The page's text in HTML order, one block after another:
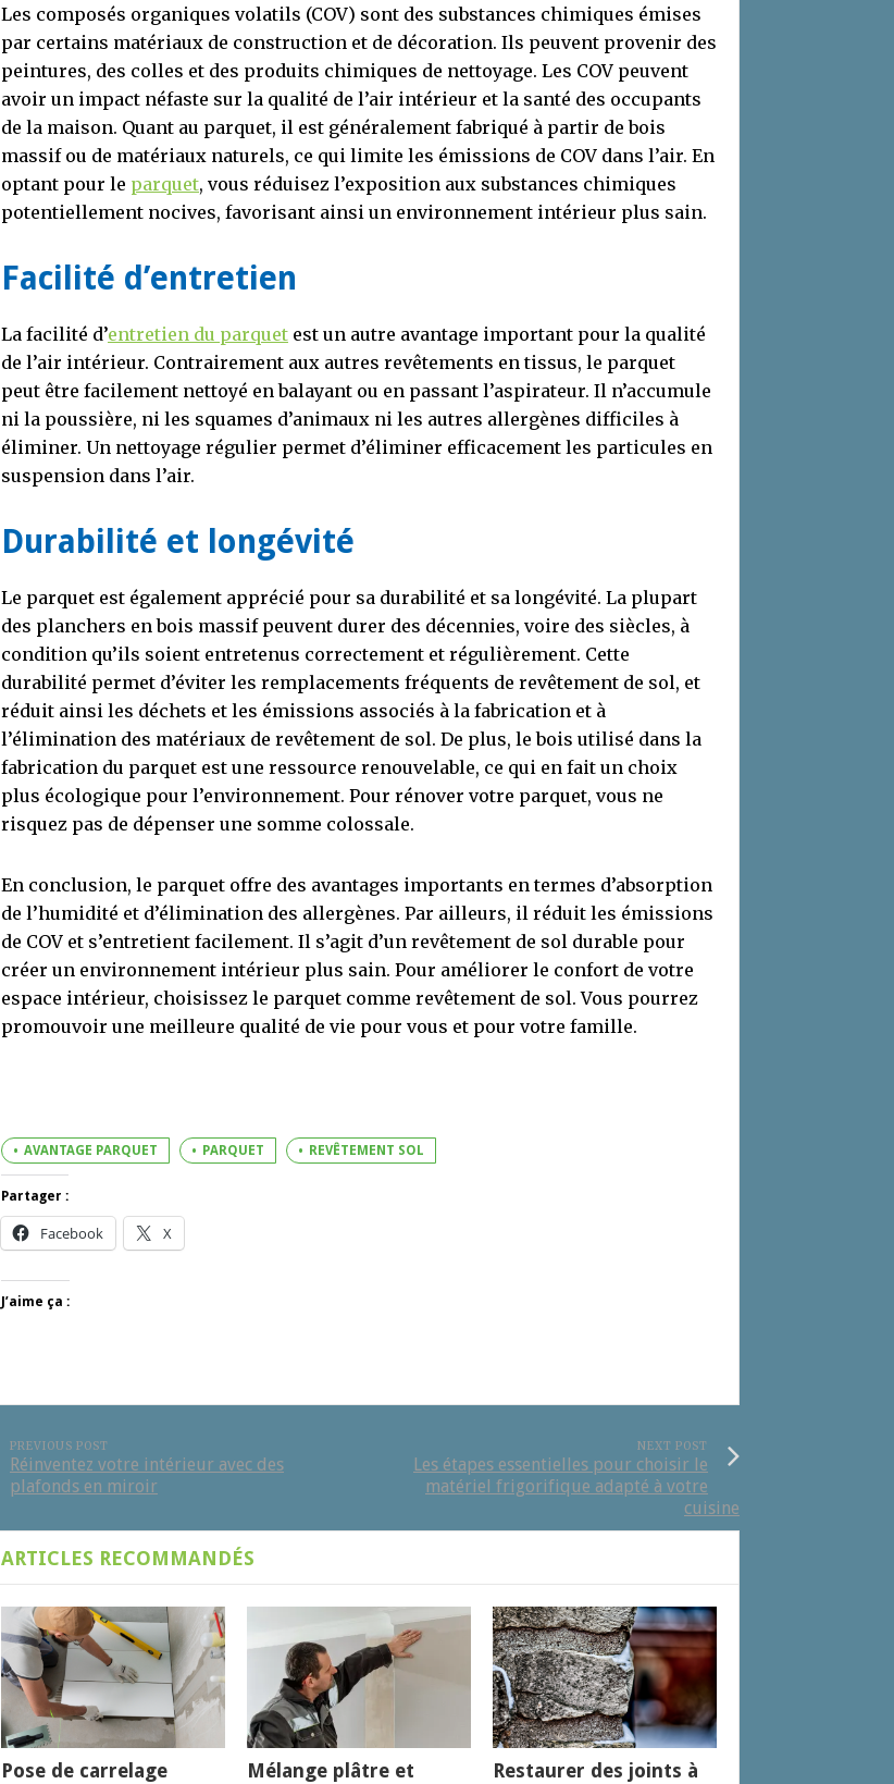
Les composés organiques volatils (COV) sont des substances chimiques émises
par certains matériaux de construction et de décoration. Ils peuvent provenir des
peintures, des colles et des produits chimiques de nettoyage. Les COV peuvent
avoir un impact néfaste sur la qualité de l’air intérieur et la santé des occupants
de la maison. Quant au parquet, il est généralement fabriqué à partir de bois
massif ou de matériaux naturels, ce qui limite les émissions de COV dans l’air. En
optant pour le parquet, vous réduisez l’exposition aux substances chimiques
potentiellement nocives, favorisant ainsi un environnement intérieur plus sain.
Facilité d’entretien
La facilité d’entretien du parquet est un autre avantage important pour la qualité
de l’air intérieur. Contrairement aux autres revêtements en tissus, le parquet
peut être facilement nettoyé en balayant ou en passant l’aspirateur. Il n’accumule
ni la poussière, ni les squames d’animaux ni les autres allergènes difficiles à
éliminer. Un nettoyage régulier permet d’éliminer efficacement les particules en
suspension dans l’air.
Durabilité et longévité
Le parquet est également apprécié pour sa durabilité et sa longévité. La plupart
des planchers en bois massif peuvent durer des décennies, voire des siècles, à
condition qu’ils soient entretenus correctement et régulièrement. Cette
durabilité permet d’éviter les remplacements fréquents de revêtement de sol, et
réduit ainsi les déchets et les émissions associés à la fabrication et à
l’élimination des matériaux de revêtement de sol. De plus, le bois utilisé dans la
fabrication du parquet est une ressource renouvelable, ce qui en fait un choix
plus écologique pour l’environnement. Pour rénover votre parquet, vous ne
risquez pas de dépenser une somme colossale.
En conclusion, le parquet offre des avantages importants en termes d’absorption
de l’humidité et d’élimination des allergènes. Par ailleurs, il réduit les émissions
de COV et s’entretient facilement. Il s’agit d’un revêtement de sol durable pour
créer un environnement intérieur plus sain. Pour améliorer le confort de votre
espace intérieur, choisissez le parquet comme revêtement de sol. Vous pourrez
promouvoir une meilleure qualité de vie pour vous et pour votre famille.
AVANTAGE PARQUET PARQUET REVÊTEMENT SOL
Partager :
Facebook X
J’aime ça :
PREVIOUS POST
Réinventez votre intérieur avec des
plafonds en miroir
NEXT POST
Les étapes essentielles pour choisir le
matériel frigorifique adapté à votre
cuisine
ARTICLES RECOMMANDÉS
Pose de carrelage
Mélange plâtre et
Restaurer des joints à